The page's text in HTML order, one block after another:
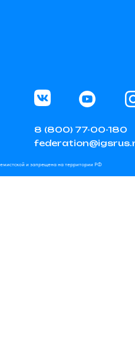
8 (800) 77-00-180
и запрещена на территории РФ